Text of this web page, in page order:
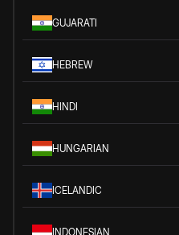
GUJARATI
HEBREW
HINDI
HUNGARIAN
ICELANDIC
INDONESIAN